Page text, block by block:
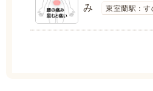
み
東室蘭駅：